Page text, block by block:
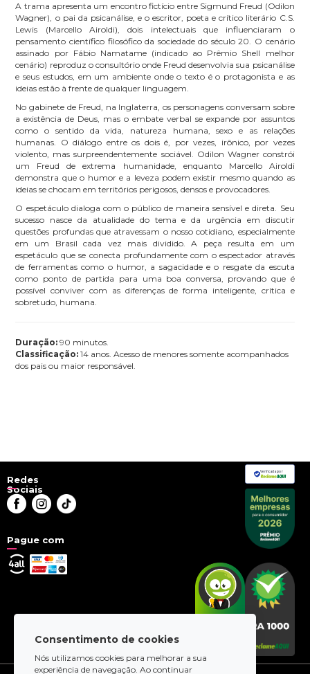
Consentimento de cookies
Nós utilizamos cookies para melhorar a sua
experiência de navegação. Ao continuar
A trama apresenta um encontro fictício entre Sigmund Freud (Odilon
Wagner), o pai da psicanálise, e o escritor, poeta e crítico literário C.S.
Lewis (Marcello Airoldi), dois intelectuais que influenciaram o
pensamento científico filosófico da sociedade do século 20. O cenário
assinado por Fábio Namatame (indicado ao Prêmio Shell melhor
cenário) reproduz o consultório onde Freud desenvolvia sua psicanálise
e seus estudos, em um ambiente onde o texto é o protagonista e as
ideias estão à frente de qualquer linguagem.
No gabinete de Freud, na Inglaterra, os personagens conversam sobre
a existência de Deus, mas o embate verbal se expande por assuntos
como o sentido da vida, natureza humana, sexo e as relações
humanas. O diálogo entre os dois é, por vezes, irônico, por vezes
violento, mas surpreendentemente sociável. Odilon Wagner constrói
um Freud de extrema humanidade, enquanto Marcello Airoldi
demonstra que o humor e a leveza podem existir mesmo quando as
ideias se chocam em territórios perigosos, densos e provocadores.
O espetáculo dialoga com o público de maneira sensível e direta. Seu
sucesso nasce da atualidade do tema e da urgência em discutir
questões profundas que atravessam o nosso cotidiano, especialmente
em um Brasil cada vez mais dividido. A peça resulta em um
espetáculo que se conecta profundamente com o espectador através
de ferramentas como o humor, a sagacidade e o resgate da escuta
como ponto de partida para uma boa conversa, provando que é
possível conviver com as diferenças de forma inteligente, crítica e
sobretudo, humana.
Duração: 90 minutos.
Classificação:14 anos. Acesso de menores somente acompanhados
dos pais ou maior responsável.
Redes
Sociais
Pague com
Verificada por
© 2026 - uhuu.com